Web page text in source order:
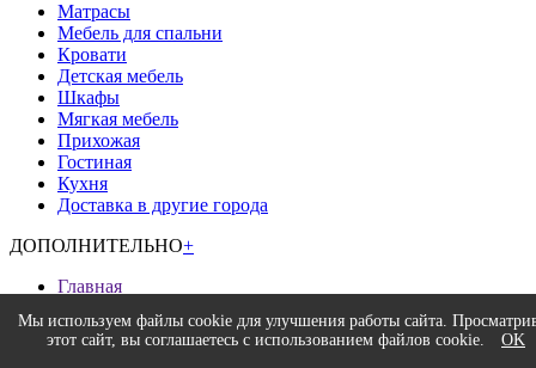
Мы используем файлы cookie для улучшения работы сайта.
этот сайт, вы соглашаетесь с использованием файлов cookie.
OK
Матрасы
Мебель для спальни
Кровати
Детская мебель
Шкафы
Мягкая мебель
Прихожая
Гостиная
Кухня
Доставка в другие города
ДОПОЛНИТЕЛЬНО+
Главная
Возврат
Гарантия низкой цены